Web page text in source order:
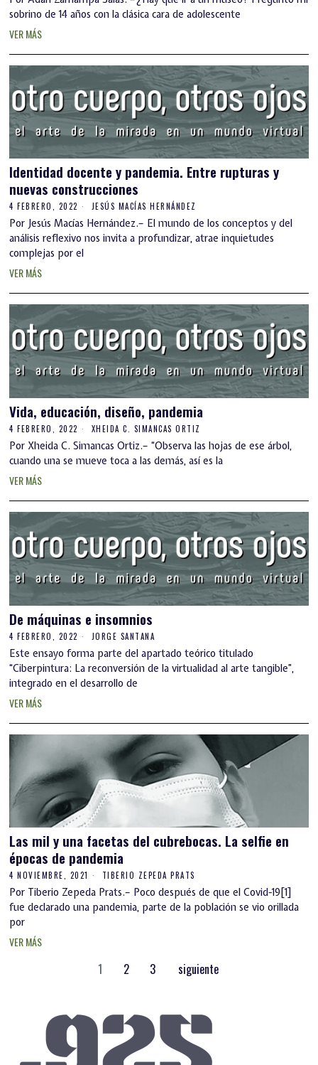
sobrino de 14 años con la clásica cara de adolescente
VER MÁS
Identidad docente y pandemia. Entre rupturas y
nuevas construcciones
4 FEBRERO, 2022 JESÚS MACÍAS HERNÁNDEZ
Por Jesús Macías Hernández.– El mundo de los conceptos y del
análisis reflexivo nos invita a profundizar, atrae inquietudes
complejas por el
VER MÁS
Vida, educación, diseño, pandemia
4 FEBRERO, 2022 XHEIDA C. SIMANCAS ORTIZ
Por Xheida C. Simancas Ortiz.– “Observa las hojas de ese árbol,
cuando una se mueve toca a las demás, así es la
VER MÁS
De máquinas e insomnios
4 FEBRERO, 2022 JORGE SANTANA
Este ensayo forma parte del apartado teórico titulado
“Ciberpintura: La reconversión de la virtualidad al arte tangible”,
integrado en el desarrollo de
VER MÁS
Las mil y una facetas del cubrebocas. La selfie en
épocas de pandemia
4 NOVIEMBRE, 2021 TIBERIO ZEPEDA PRATS
Por Tiberio Zepeda Prats.– Poco después de que el Covid-19[1]
fue declarado una pandemia, parte de la población se vio orillada
por
VER MÁS
1 2 3 siguiente